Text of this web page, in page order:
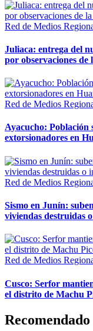
Red de Medios
Juliaca: entrega del
por observaciones
Red de Medios
Ayacucho: Población
extorsionadores en
Red de Medios
Sismo en Junín:
viviendas destruidas
Red de Medios
Cusco: Serfor
el distrito de Machu
Recomendado